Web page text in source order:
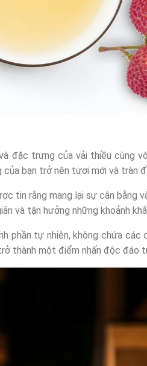
đặc trưng của vải thiều cùng
bạn trở nên tươi mới và tràn
tin rằng mang lại sự cân bằng
và tận hưởng những khoảnh
tự nhiên, không chứa các
thành một điểm nhấn độc đáo